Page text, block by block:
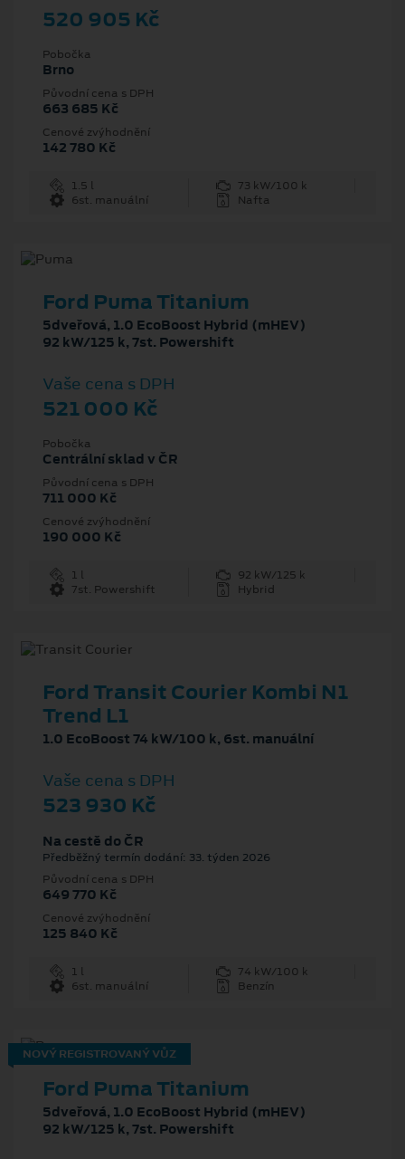
520 905 Kč
Pobočka
Brno
Původní cena s DPH
663 685 Kč
Cenové zvýhodnění
142 780 Kč
1.5 l
73 kW/100 k
6st. manuální
Nafta
Ford Puma Titanium
5dveřová, 1.0 EcoBoost Hybrid (mHEV)
92 kW/125 k, 7st. Powershift
Vaše cena s DPH
521 000 Kč
Pobočka
Centrální sklad v ČR
Původní cena s DPH
711 000 Kč
Cenové zvýhodnění
190 000 Kč
1 l
92 kW/125 k
7st. Powershift
Hybrid
Ford Transit Courier Kombi N1
Trend L1
1.0 EcoBoost 74 kW/100 k, 6st. manuální
Vaše cena s DPH
523 930 Kč
Na cestě do ČR
Předběžný termín dodání: 33. týden 2026
Původní cena s DPH
649 770 Kč
Cenové zvýhodnění
125 840 Kč
1 l
74 kW/100 k
6st. manuální
Benzín
NOVÝ REGISTROVANÝ VŮZ
Ford Puma Titanium
5dveřová, 1.0 EcoBoost Hybrid (mHEV)
92 kW/125 k, 7st. Powershift